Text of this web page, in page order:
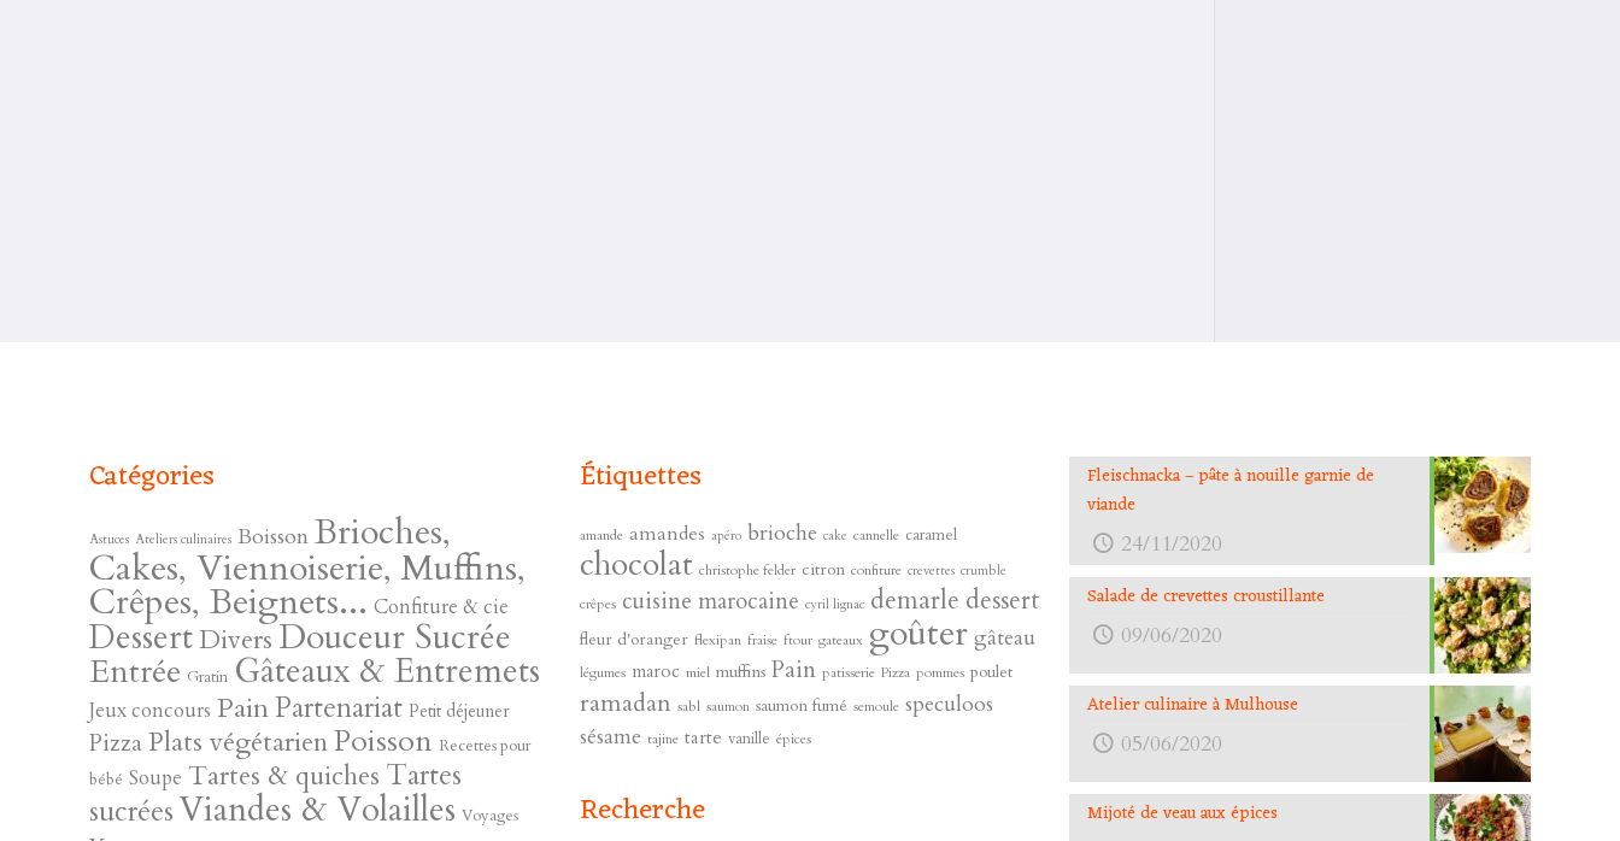
Catégories
Astuces Ateliers culinaires Boisson Brioches,
Cakes, Viennoiserie, Muffins,
Crêpes, Beignets... Confiture & cie
DessertDivers Douceur Sucrée
Entrée Gratin Gâteaux & Entremets
Jeux concours PainPartenariat Petit déjeuner
PizzaPlats végétarienPoisson Recettes pour
bébé Soupe Tartes & quiches Tartes
sucréesViandes & Volailles Voyages
Étiquettes
amande amandes apéro brioche cake cannelle caramel
chocolat christophe felder citron confiture crevettes crumble
crêpes cuisine marocaine cyril lignac demarle dessert
fleur d'oranger flexipan fraise ftour gateaux goûter gâteau
légumes maroc miel muffins Pain patisserie Pizza pommes poulet
ramadan sabl saumon saumon fumé semoule speculoos
sésame tajine tarte vanille épices
Recherche
Fleischnacka – pâte à nouille garnie de
viande
24/11/2020
Salade de crevettes croustillante
09/06/2020
Atelier culinaire à Mulhouse
05/06/2020
Mijoté de veau aux épices